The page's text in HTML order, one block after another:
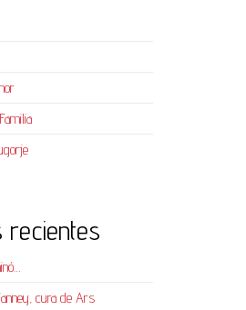
recientes
cura de Ars